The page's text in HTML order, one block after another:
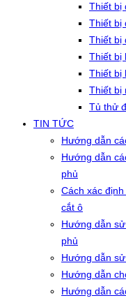
Thiết bị
Thiết bị
Thiết bị
Thiết bị
Thiết bị
Thiết bị
Tủ thử
TIN TỨC
Hướng dẫn
Hướng dẫn
phủ
Cách xác
cắt ô
Hướng dẫn
phủ
Hướng dẫn
Hướng dẫn
Hướng dẫn